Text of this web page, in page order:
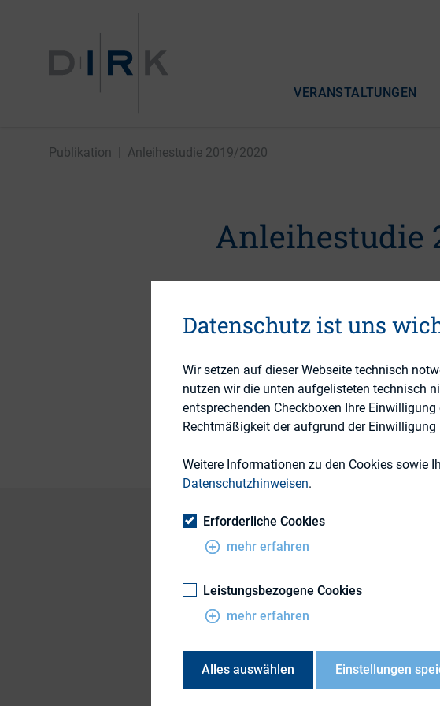
VERANSTALTUNGEN
Publikation Anleihestudie 2019/2020
Anleihestudie
Themengebiet
Publikationsform
um 19 % auf 1,36 Mrd. Euro
Der deutsche Markt für KMU-
· Emissionszahl steigt das
Datenschutz ist uns
Wir setzen auf dieser Webseite technisch
nutzen wir die unten aufgelisteten technisch
entsprechenden Checkboxen Ihre
Rechtmäßigkeit der aufgrund der
Weitere Informationen zu den Cookies sowie
Datenschutzhinweisen.
Erforderliche Cookies
mehr erfahren
Leistungsbezogene Cookies
mehr erfahren
Alles auswählen Einstellungen